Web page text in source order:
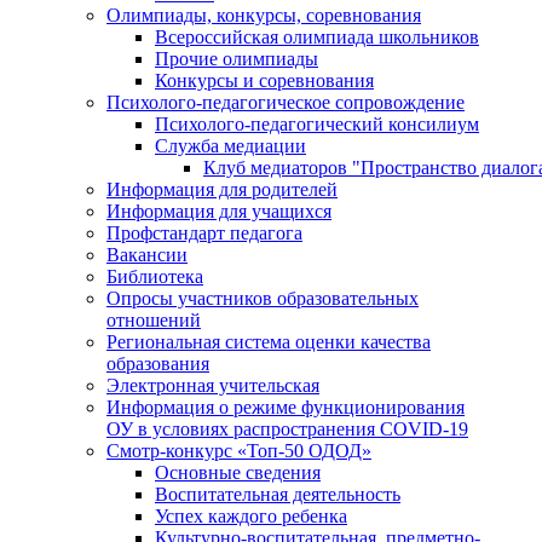
Олимпиады, конкурсы, соревнования
Всероссийская олимпиада школьников
Прочие олимпиады
Конкурсы и соревнования
Психолого-педагогическое сопровождение
Психолого-педагогический консилиум
Служба медиации
Клуб медиаторов "Пространство
Информация для родителей
Информация для учащихся
Профстандарт педагога
Вакансии
Библиотека
Опросы участников образовательных
отношений
Региональная система оценки качества
образования
Электронная учительская
Информация о режиме функционирования
ОУ в условиях распространения COVID-19
Смотр-конкурс «Топ-50 ОДОД»
Основные сведения
Воспитательная деятельность
Успех каждого ребенка
Культурно-воспитательная, предметно-